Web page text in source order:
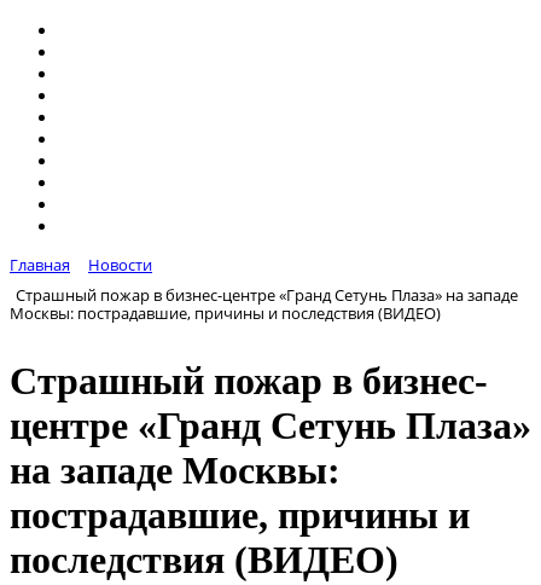
Главная
Новости
Страшный пожар в бизнес-центре «Гранд Сетунь Плаза» на западе
Москвы: пострадавшие, причины и последствия (ВИДЕО)
Страшный пожар в бизнес-
центре «Гранд Сетунь Плаза»
на западе Москвы:
пострадавшие, причины и
последствия (ВИДЕО)